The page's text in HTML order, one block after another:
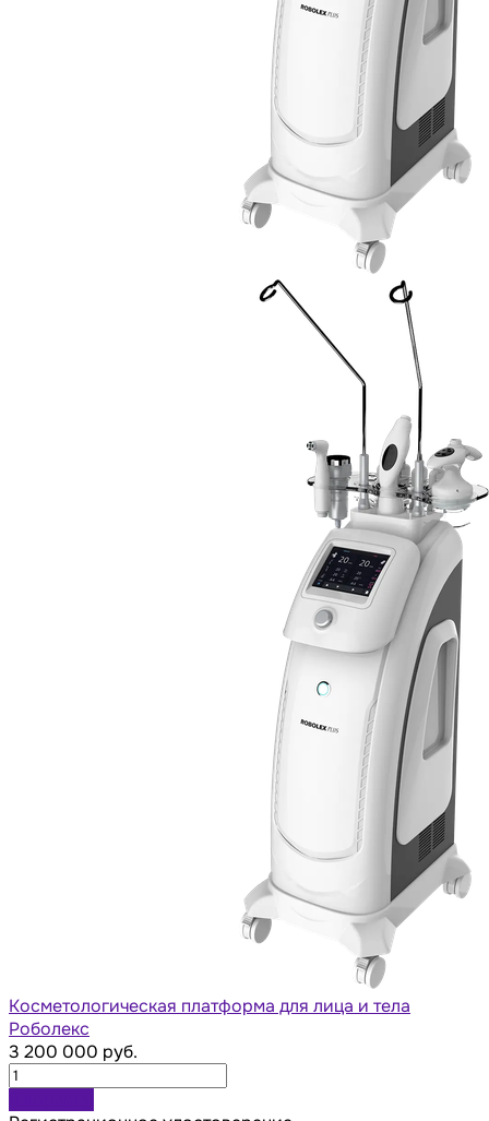
Косметологическая платформа для лица и тела
Роболекс
3 200 000 руб.